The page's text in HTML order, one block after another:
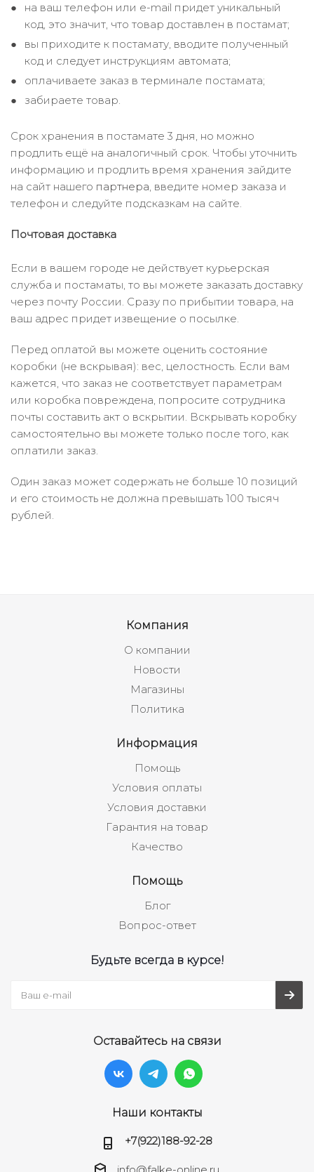
на ваш телефон или e-mail придет уникальный
код, это значит, что товар доставлен в постамат;
вы приходите к постамату, вводите полученный
код и следует инструкциям автомата;
оплачиваете заказ в терминале постамата;
забираете товар.
Срок хранения в постамате 3 дня, но можно
продлить ещё на аналогичный срок. Чтобы уточнить
информацию и продлить время хранения зайдите
на сайт нашего партнера, введите номер заказа и
телефон и следуйте подсказкам на сайте.
Почтовая доставка
Если в вашем городе не действует курьерская
служба и постаматы, то вы можете заказать доставку
через почту России. Сразу по прибытии товара, на
ваш адрес придет извещение о посылке.
Перед оплатой вы можете оценить состояние
коробки (не вскрывая): вес, целостность. Если вам
кажется, что заказ не соответствует параметрам
или коробка повреждена, попросите сотрудника
почты составить акт о вскрытии. Вскрывать коробку
самостоятельно вы можете только после того, как
оплатили заказ.
Один заказ может содержать не больше 10 позиций
и его стоимость не должна превышать 100 тысяч
рублей.
Компания
О компании
Новости
Магазины
Политика
Информация
Помощь
Условия оплаты
Условия доставки
Гарантия на товар
Качество
Помощь
Блог
Вопрос-ответ
Будьте всегда в курсе!
Оставайтесь на связи
Наши контакты
+7(922)188-92-28